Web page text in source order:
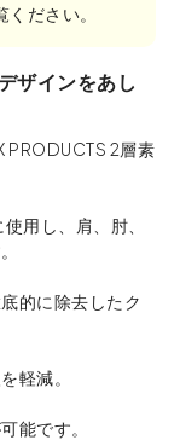
ください。
ザインをあし
PRODUCTS 2層素
用し、肩、肘、
的に除去したク
軽減。
能です。